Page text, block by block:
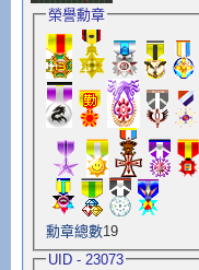
榮譽勳章
勳章總數19
UID - 23073